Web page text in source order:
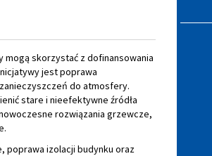
mogą skorzystać z dofinansowania
jest poprawa
do atmosfery.
stare i nieefektywne źródła
rozwiązania grzewcze,
poprawa izolacji budynku oraz